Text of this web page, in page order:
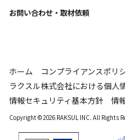
お問い合わせ ・取材依頼
ホーム コンプライアンスポリ
ラクスル株式会社における個人
情報セキュリティ基本方針
情
Copyright © 2026 RAKSUL INC. All Rights